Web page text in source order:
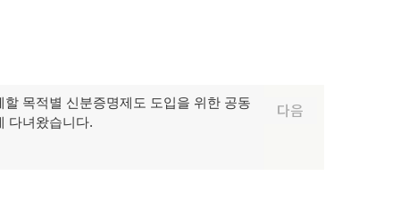
다음
할 목적별 신분증명제도 도입을 위한 공동
다녀왔습니다.